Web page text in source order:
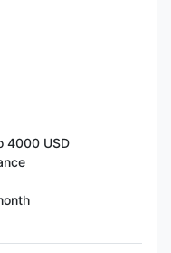
4000 USD